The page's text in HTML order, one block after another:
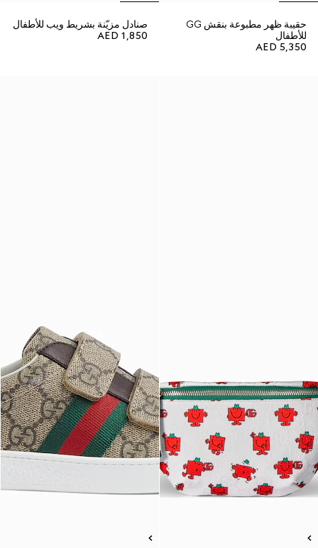
حقيبة ظهر مطبوعة بنقش GG
للأطفال
AED 5,350
صنادل مزيّنة بشريط ويب للأطفال
AED 1,850